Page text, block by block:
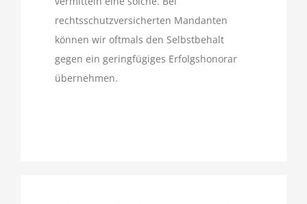
rechtsschutzversicherten Mandanten
können wir oftmals den Selbstbehalt
gegen ein geringfügiges Erfolgshonorar
übernehmen.